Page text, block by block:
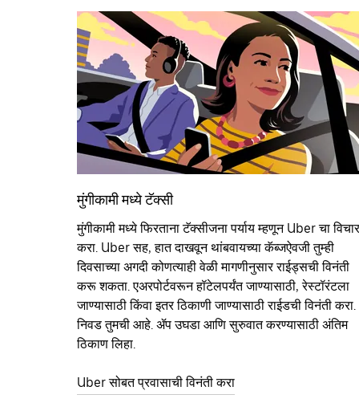
मुंगीकामी मध्ये टॅक्सी
मुंगीकामी मध्ये फिरताना टॅक्सीजना पर्याय म्हणून Uber चा विचार
करा. Uber सह, हात दाखवून थांबवायच्या कॅब्जऐवजी तुम्ही
दिवसाच्या अगदी कोणत्याही वेळी मागणीनुसार राईड्सची विनंती
करू शकता. एअरपोर्टवरून हॉटेलपर्यंत जाण्यासाठी, रेस्टॉरंटला
जाण्यासाठी किंवा इतर‍ ठिकाणी जाण्यासाठी राईडची विनंती करा.
निवड तुमची आहे. ॲप उघडा आणि सुरुवात करण्यासाठी अंतिम
ठिकाण लिहा.
Uber सोबत प्रवासाची विनंती करा